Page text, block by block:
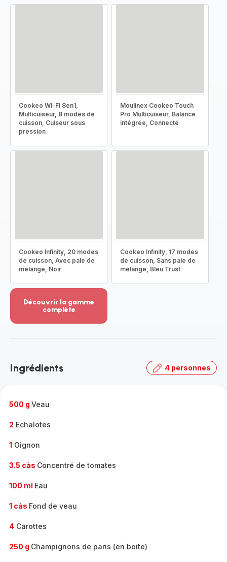
Cookeo Wi-Fi 8en1,
Multicuiseur, 8 modes de
cuisson, Cuiseur sous
pression
Moulinex Cookeo Touch
Pro Multicuiseur, Balance
intégrée, Connecté
Cookeo Infinity, 20 modes
de cuisson, Avec pale de
mélange, Noir
Cookeo Infinity, 17 modes
de cuisson, Sans pale de
mélange, Bleu Trust
Découvrir la gamme
complète
-
gamme
Ingrédients 4 personnes
500 g Veau
2 Echalotes
1 Oignon
3.5 càs Concentré de tomates
100 ml Eau
1 càs Fond de veau
4 Carottes
250 g Champignons de paris (en boite)